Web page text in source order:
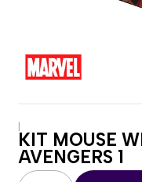
|
KIT MOUSE
AVENGERS 1